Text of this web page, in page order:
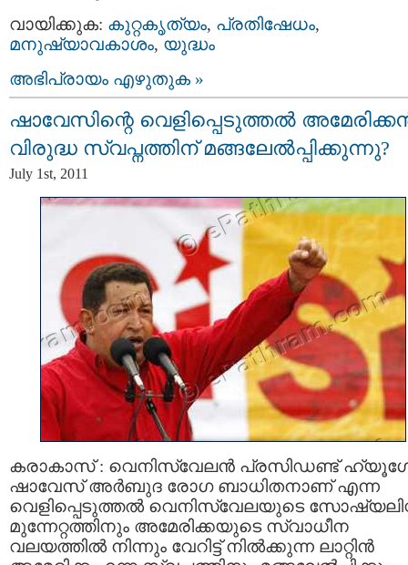
വായിക്കുക: കുറ്റകൃത്യം, പ്രതിഷേധം,
മനുഷ്യാവകാശം, യുദ്ധം
അഭിപ്രായം എഴുതുക »
ഷാവേസിന്റെ വെളിപ്പെടുത്തല്‍
വിരുദ്ധ സ്വപ്നത്തിന് മങ്ങലേല്‍പ്പിക്കുന്നു?
July 1st, 2011
കരാകാസ്‌ : വെനിസ്വേലന്‍ പ്രസിഡണ്ട്
ഷാവേസ്‌ അര്‍ബുദ രോഗ ബാധിതനാണ് എന്ന
വെളിപ്പെടുത്തല്‍ വെനിസ്വേലയുടെ
മുന്നേറ്റത്തിനും അമേരിക്കയുടെ സ്വാധീന
വലയത്തില്‍ നിന്നും വേറിട്ട്‌ നില്‍ക്കുന്ന ലാറ്റിന്‍